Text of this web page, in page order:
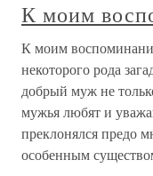
К моим
К моим
некоторого рода
добрый муж не
мужья любят и
преклонялся предо
особенным